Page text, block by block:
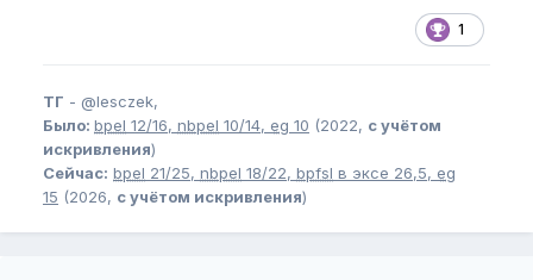
1
ТГ - @lesczek,
Было: bpel 12/16, nbpel 10/14, eg 10 (2022, с учётом
искривления)
Сейчас: bpel 21/25, nbpel 18/22, bpfsl в эксе 26,5, eg
15 (2026, с учётом искривления)